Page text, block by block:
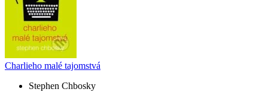
Charlieho malé tajomstvá
Stephen Chbosky